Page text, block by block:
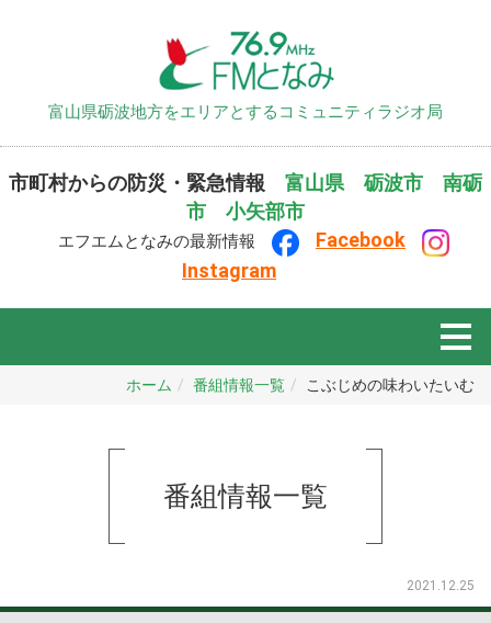
富山県砺波地方をエリアとするコミュニティラジオ局
市町村からの防災・緊急情報 富山県 砺波市
南砺
市
小矢部市
エフエムとなみの最新情報 Facebook
Instagram
ホーム 番組情報一覧 こぶじめの味わいたいむ
番組情報一覧
2021.12.25